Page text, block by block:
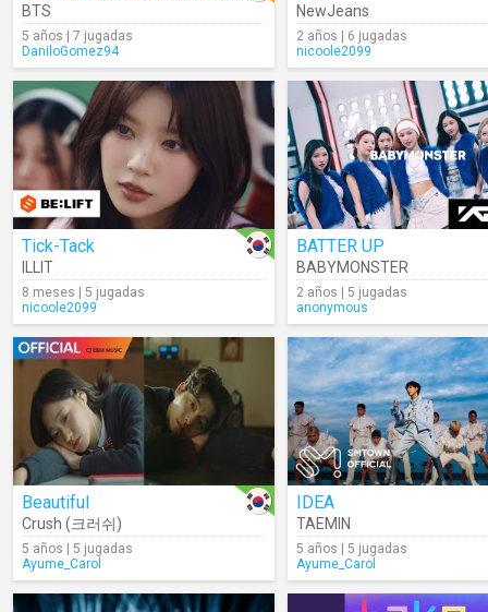
BTS
5 años | 7 jugadas
DaniloGomez94
NewJeans
2 años | 6 jugadas
nicoole2099
Tick-Tack
ILLIT
8 meses | 5 jugadas
nicoole2099
BATTER UP
BABYMONSTER
2 años | 5 jugadas
anonymous
Beautiful
Crush (크러쉬)
5 años | 5 jugadas
Ayume_Carol
IDEA
TAEMIN
5 años | 5 jugadas
Ayume_Carol